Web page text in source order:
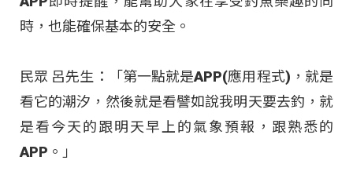
時，也能確保基本的安全。
民眾 呂先生：「第一點就是APP(應用程式)，就是
看它的潮汐，然後就是看譬如說我明天要去釣，就
是看今天的跟明天早上的氣象預報，跟熟悉的
APP。」